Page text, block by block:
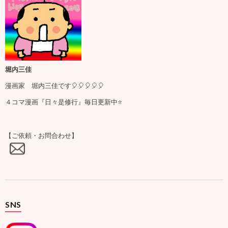
堀内三佳
漫画家 堀内三佳です🎈🎈🎈🎈🎈
４コマ漫画『日々是修行』毎日更新中⭐️
【ご依頼・お問合わせ】
SNS